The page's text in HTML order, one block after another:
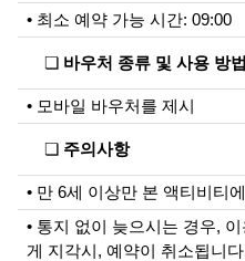
• 최소 예약 가능 시간: 09:00
❏ 바우처 종류 및 사용 방법
• 모바일 바우처를 제시
❏ 주의사항
• 만 6세 이상만 본 액티비티
• 통지 없이 늦으시는 경우,
게 지각시, 예약이 취소됩니